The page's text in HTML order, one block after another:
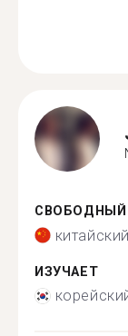
СВОБОДНЫЙ
ИЗУЧАЕТ